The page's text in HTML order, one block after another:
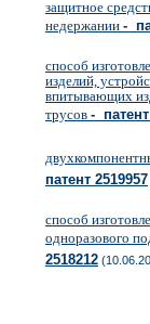
защитное
недержании -
способ
изделий,
впитывающих
трусов -
патент 2519957
способ
одноразового
2518212